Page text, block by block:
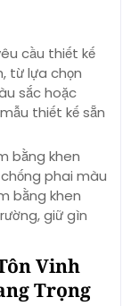
cầu thiết kế
từ lựa chọn
sắc hoặc
thiết kế sẵn
bằng khen
phai màu
bằng khen
giữ gìn
Vinh
Trọng